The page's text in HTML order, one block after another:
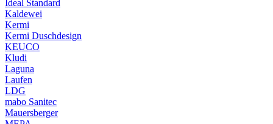
Ideal Standard
Kaldewei
Kermi
Kermi Duschdesign
KEUCO
Kludi
Laguna
Laufen
LDG
mabo Sanitec
Mauersberger